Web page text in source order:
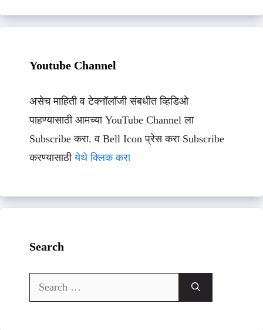
Youtube Channel
असेच माहिती व टेक्नॉलॉजी संबधीत व्हिडिओ
पाहण्यासाठी आमच्या YouTube Channel ला
Subscribe करा. व Bell Icon प्रेस करा Subscribe
करण्यासाठीयेथे क्लिक करा
Search
Search
for: